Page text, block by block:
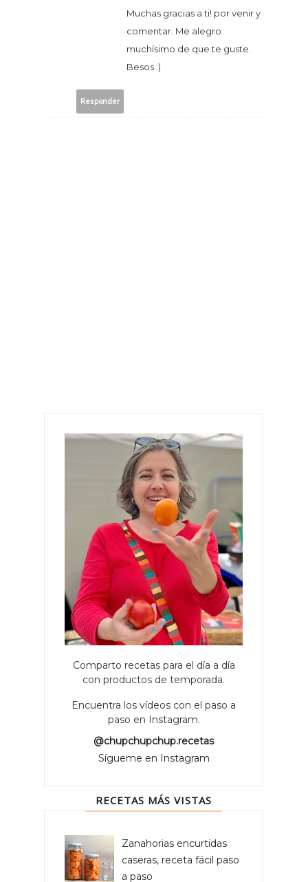
Muchas gracias a ti! por venir y
comentar. Me alegro
muchísimo de que te guste.
Besos :)
Responder
Comparto recetas para el día a día
con productos de temporada.
Encuentra los vídeos con el paso a
paso en Instagram.
@chupchupchup.recetas
Sígueme en Instagram
RECETAS MÁS VISTAS
Zanahorias encurtidas
caseras, receta fácil paso
a paso